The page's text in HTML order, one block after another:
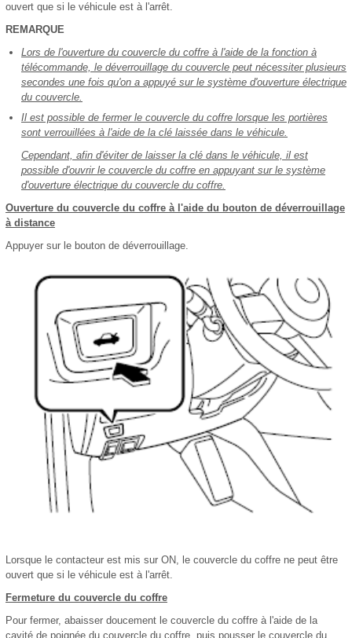
ouvert que si le véhicule est à l'arrêt.
REMARQUE
Lors de l'ouverture du couvercle du coffre à l'aide de la fonction à
télécommande, le déverrouillage du couvercle peut nécessiter plusieurs
secondes une fois qu'on a appuyé sur le système d'ouverture électrique
du couvercle.
Il est possible de fermer le couvercle du coffre lorsque les portières
sont verrouillées à l'aide de la clé laissée dans le véhicule.
Cependant, afin d'éviter de laisser la clé dans le véhicule, il est
possible d'ouvrir le couvercle du coffre en appuyant sur le système
d'ouverture électrique du couvercle du coffre.
Ouverture du couvercle du coffre à l'aide du bouton de déverrouillage
à distance
Appuyer sur le bouton de déverrouillage.
Lorsque le contacteur est mis sur ON, le couvercle du coffre ne peut être
ouvert que si le véhicule est à l'arrêt.
Fermeture du couvercle du coffre
Pour fermer, abaisser doucement le couvercle du coffre à l'aide de la
cavité de poignée du couvercle du coffre, puis pousser le couvercle du